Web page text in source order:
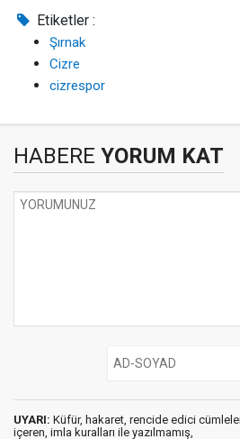
Etiketler :
Şırnak
Cizre
cizrespor
HABERE YORUM KAT
UYARI: Küfür, hakaret, rencide edici
içeren, imla kuralları ile yazılmamış,